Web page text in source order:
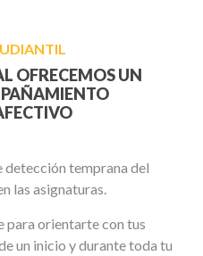
OFRECEMOS UN
detección temprana del
las asignaturas.
para orientarte con tus
un inicio y durante toda tu